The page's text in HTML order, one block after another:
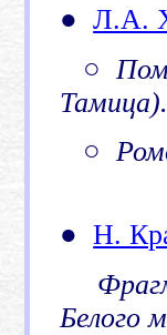
●Л.А.
○
○
●Н.
Белого